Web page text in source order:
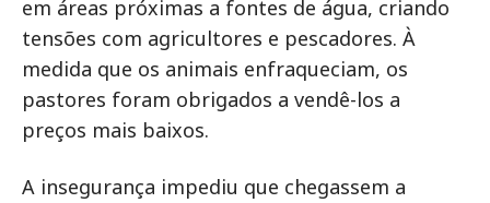
em áreas próximas a fontes de água, criando
tensões com agricultores e pescadores. À
medida que os animais enfraqueciam, os
pastores foram obrigados a vendê-los a
preços mais baixos.
A insegurança impediu que chegassem a